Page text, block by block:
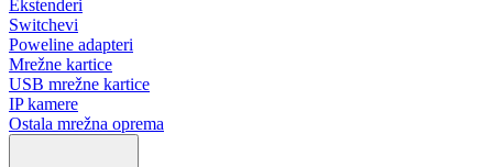
Ekstenderi
Switchevi
Poweline adapteri
Mrežne kartice
USB mrežne kartice
IP kamere
Ostala mrežna oprema